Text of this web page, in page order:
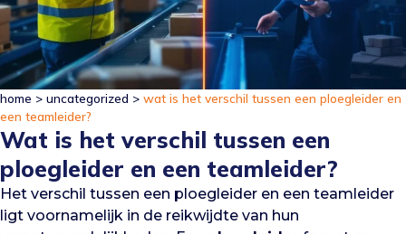
home > uncategorized > wat is het verschil tussen een ploegleider en
een teamleider?
Wat is het verschil tussen een
ploegleider en een teamleider?
Het verschil tussen een ploegleider en een teamleider
ligt voornamelijk in de reikwijdte van hun